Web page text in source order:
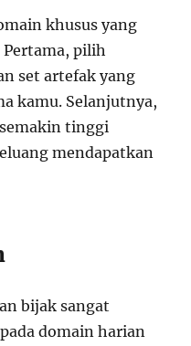
khusus yang
pilih
set artefak yang
kamu. Selanjutnya,
tinggi
mendapatkan
bijak sangat
domain harian